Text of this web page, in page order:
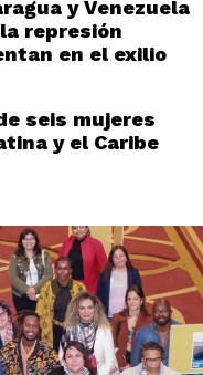
y Venezuela
represión
en el exilio
seis mujeres
y el Caribe